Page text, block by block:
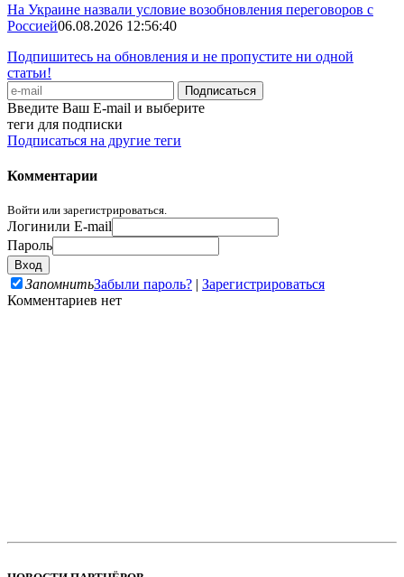
На Украине назвали условие возобновления переговоров с
Россией06.08.2026 12:56:40
Подпишитесь на обновления и не пропустите ни одной
статьи!
Введите Ваш E-mail и выберите
теги для подписки
Подписаться на другие теги
Комментарии
Войти или зарегистрироваться.
Логинили E-mail
Пароль
ЗапомнитьЗабыли пароль? | Зарегистрироваться
Комментариев нет